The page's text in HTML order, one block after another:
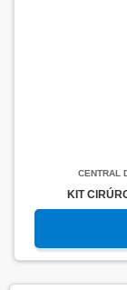
CENTRAL
KIT